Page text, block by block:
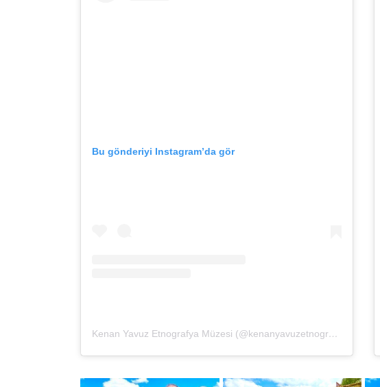
Bu gönderiyi Instagram’da gör
Kenan Yavuz Etnografya Müzesi (@kenanyavuzetnografya)’in paylaştığı bir gönderi